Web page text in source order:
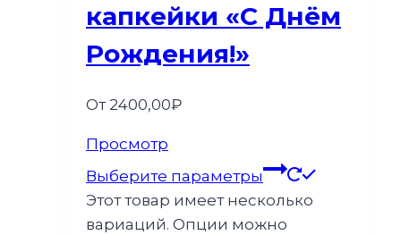
капкейки «С Днём
Рождения!»
От 2400,00₽
Просмотр
Выберите параметры
Этот товар имеет несколько
вариаций. Опции можно